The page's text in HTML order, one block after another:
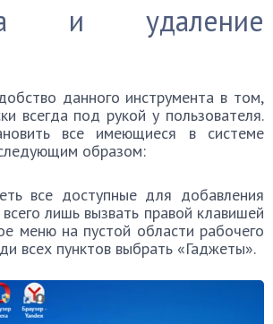
и удаление
данного инструмента в том,
всегда под рукой у пользователя.
все имеющиеся в системе
образом:
все доступные для добавления
лишь вызвать правой клавишей
меню на пустой области рабочего
всех пунктов выбрать «Гаджеты».